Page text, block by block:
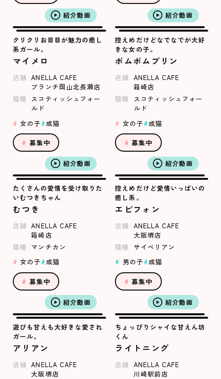
紹介動画
クリクリお目目が魅力の癒し
系ガール。
マイメロ
店舗 ANELLA CAFE
ブランチ岡山北長瀬店
猫種
スコティッシュフォー
ルド
女の子
成猫
募集中
紹介動画
控えめだけどなでなでが大好
きな女の子。
ポムポムプリン
店舗 ANELLA CAFE
箱崎店
猫種
スコティッシュフォー
ルド
女の子
成猫
募集中
紹介動画
たくさんの愛情を受け取りた
いむつきちゃん
むつき
店舗 ANELLA CAFE
箱崎店
猫種
マンチカン
女の子
成猫
募集中
紹介動画
控えめだけど愛情いっぱいの
癒し系。
エピフォン
店舗 ANELLA CAFE
大阪堺店
猫種
サイベリアン
男の子
成猫
募集中
紹介動画
遊びも甘えも大好きな愛され
ガール。
アリアン
店舗 ANELLA CAFE
大阪堺店
紹介動画
ちょっぴりシャイな甘えん坊
くん
ライトニング
店舗 ANELLA CAFE
川崎駅前店